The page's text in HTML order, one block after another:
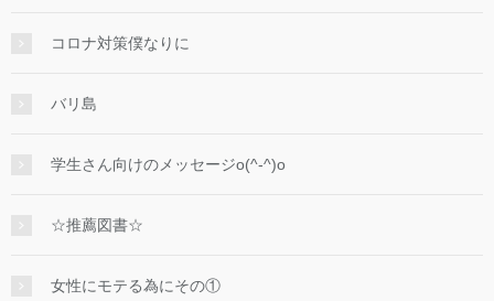
コロナ対策僕なりに
バリ島
学生さん向けのメッセージo(^-^)o
☆推薦図書☆
女性にモテる為にその①